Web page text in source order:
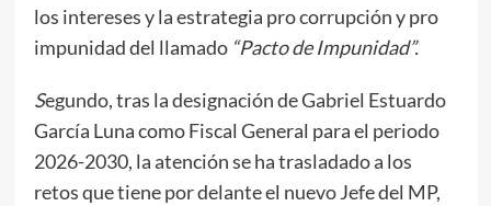
los intereses y la estrategia pro corrupción y pro
impunidad del llamado “Pacto de Impunidad”.
Segundo, tras la designación de Gabriel Estuardo
García Luna como Fiscal General para el periodo
2026-2030, la atención se ha trasladado a los
retos que tiene por delante el nuevo Jefe del MP,